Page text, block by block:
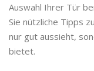
Auswahl Ihrer Tür
Sie nützliche Tipps
nur gut aussieht,
bietet.